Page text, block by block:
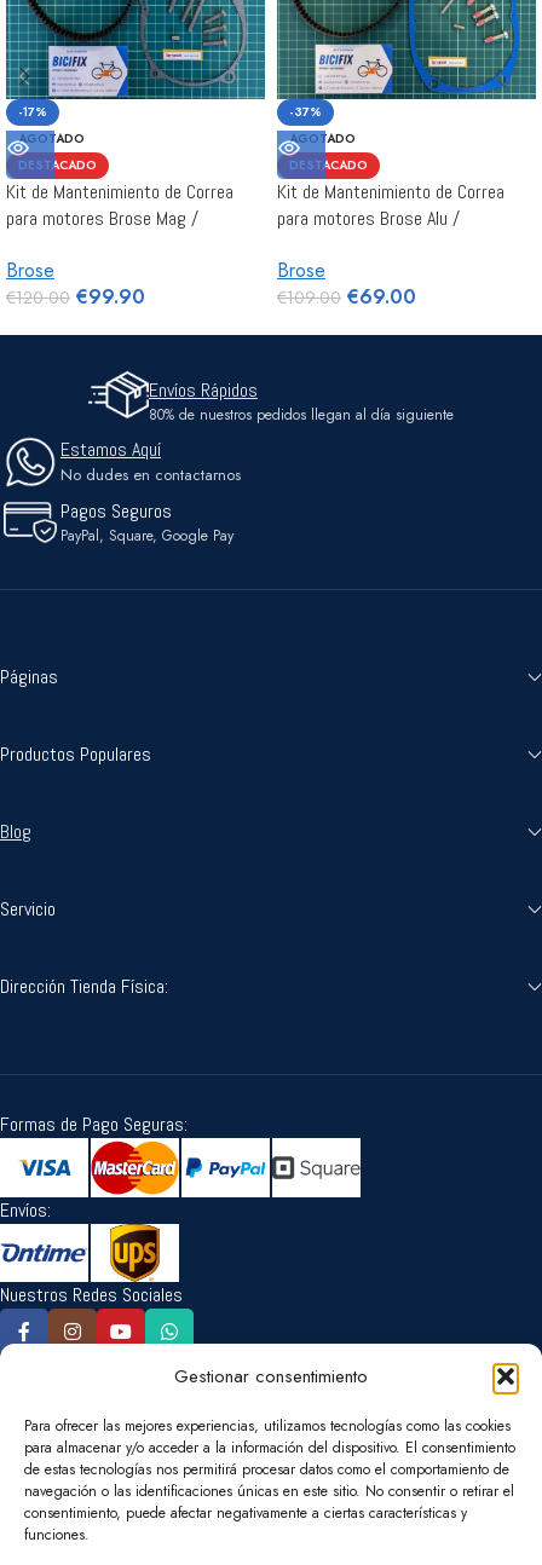
Gestionar consentimiento
Para ofrecer las mejores experiencias, utilizamos tecnologías como las cookies
para almacenar y/o acceder a la información del dispositivo. El consentimiento
de estas tecnologías nos permitirá procesar datos como el comportamiento de
navegación o las identificaciones únicas en este sitio. No consentir o retirar el
consentimiento, puede afectar negativamente a ciertas características y
funciones.
-17%
AGOTADO
DESTACADO
Kit de Mantenimiento de Correa
para motores Brose Mag /
Brose
€120.00 €99.90
-37%
AGOTADO
DESTACADO
Kit de Mantenimiento de Correa
para motores Brose Alu /
Brose
€109.00 €69.00
Envíos Rápidos
80% de nuestros pedidos llegan al día siguiente
Estamos Aquí
No dudes en contactarnos
Pagos Seguros
PayPal, Square, Google Pay
Páginas
Productos Populares
Blog
Servicio
Dirección Tienda Física:
Formas de Pago Seguras:
Envíos:
Nuestros Redes Sociales
Cambiar la Moneda: